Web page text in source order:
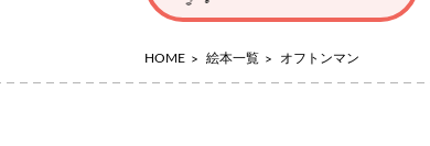
HOME 絵本一覧 オフトンマン